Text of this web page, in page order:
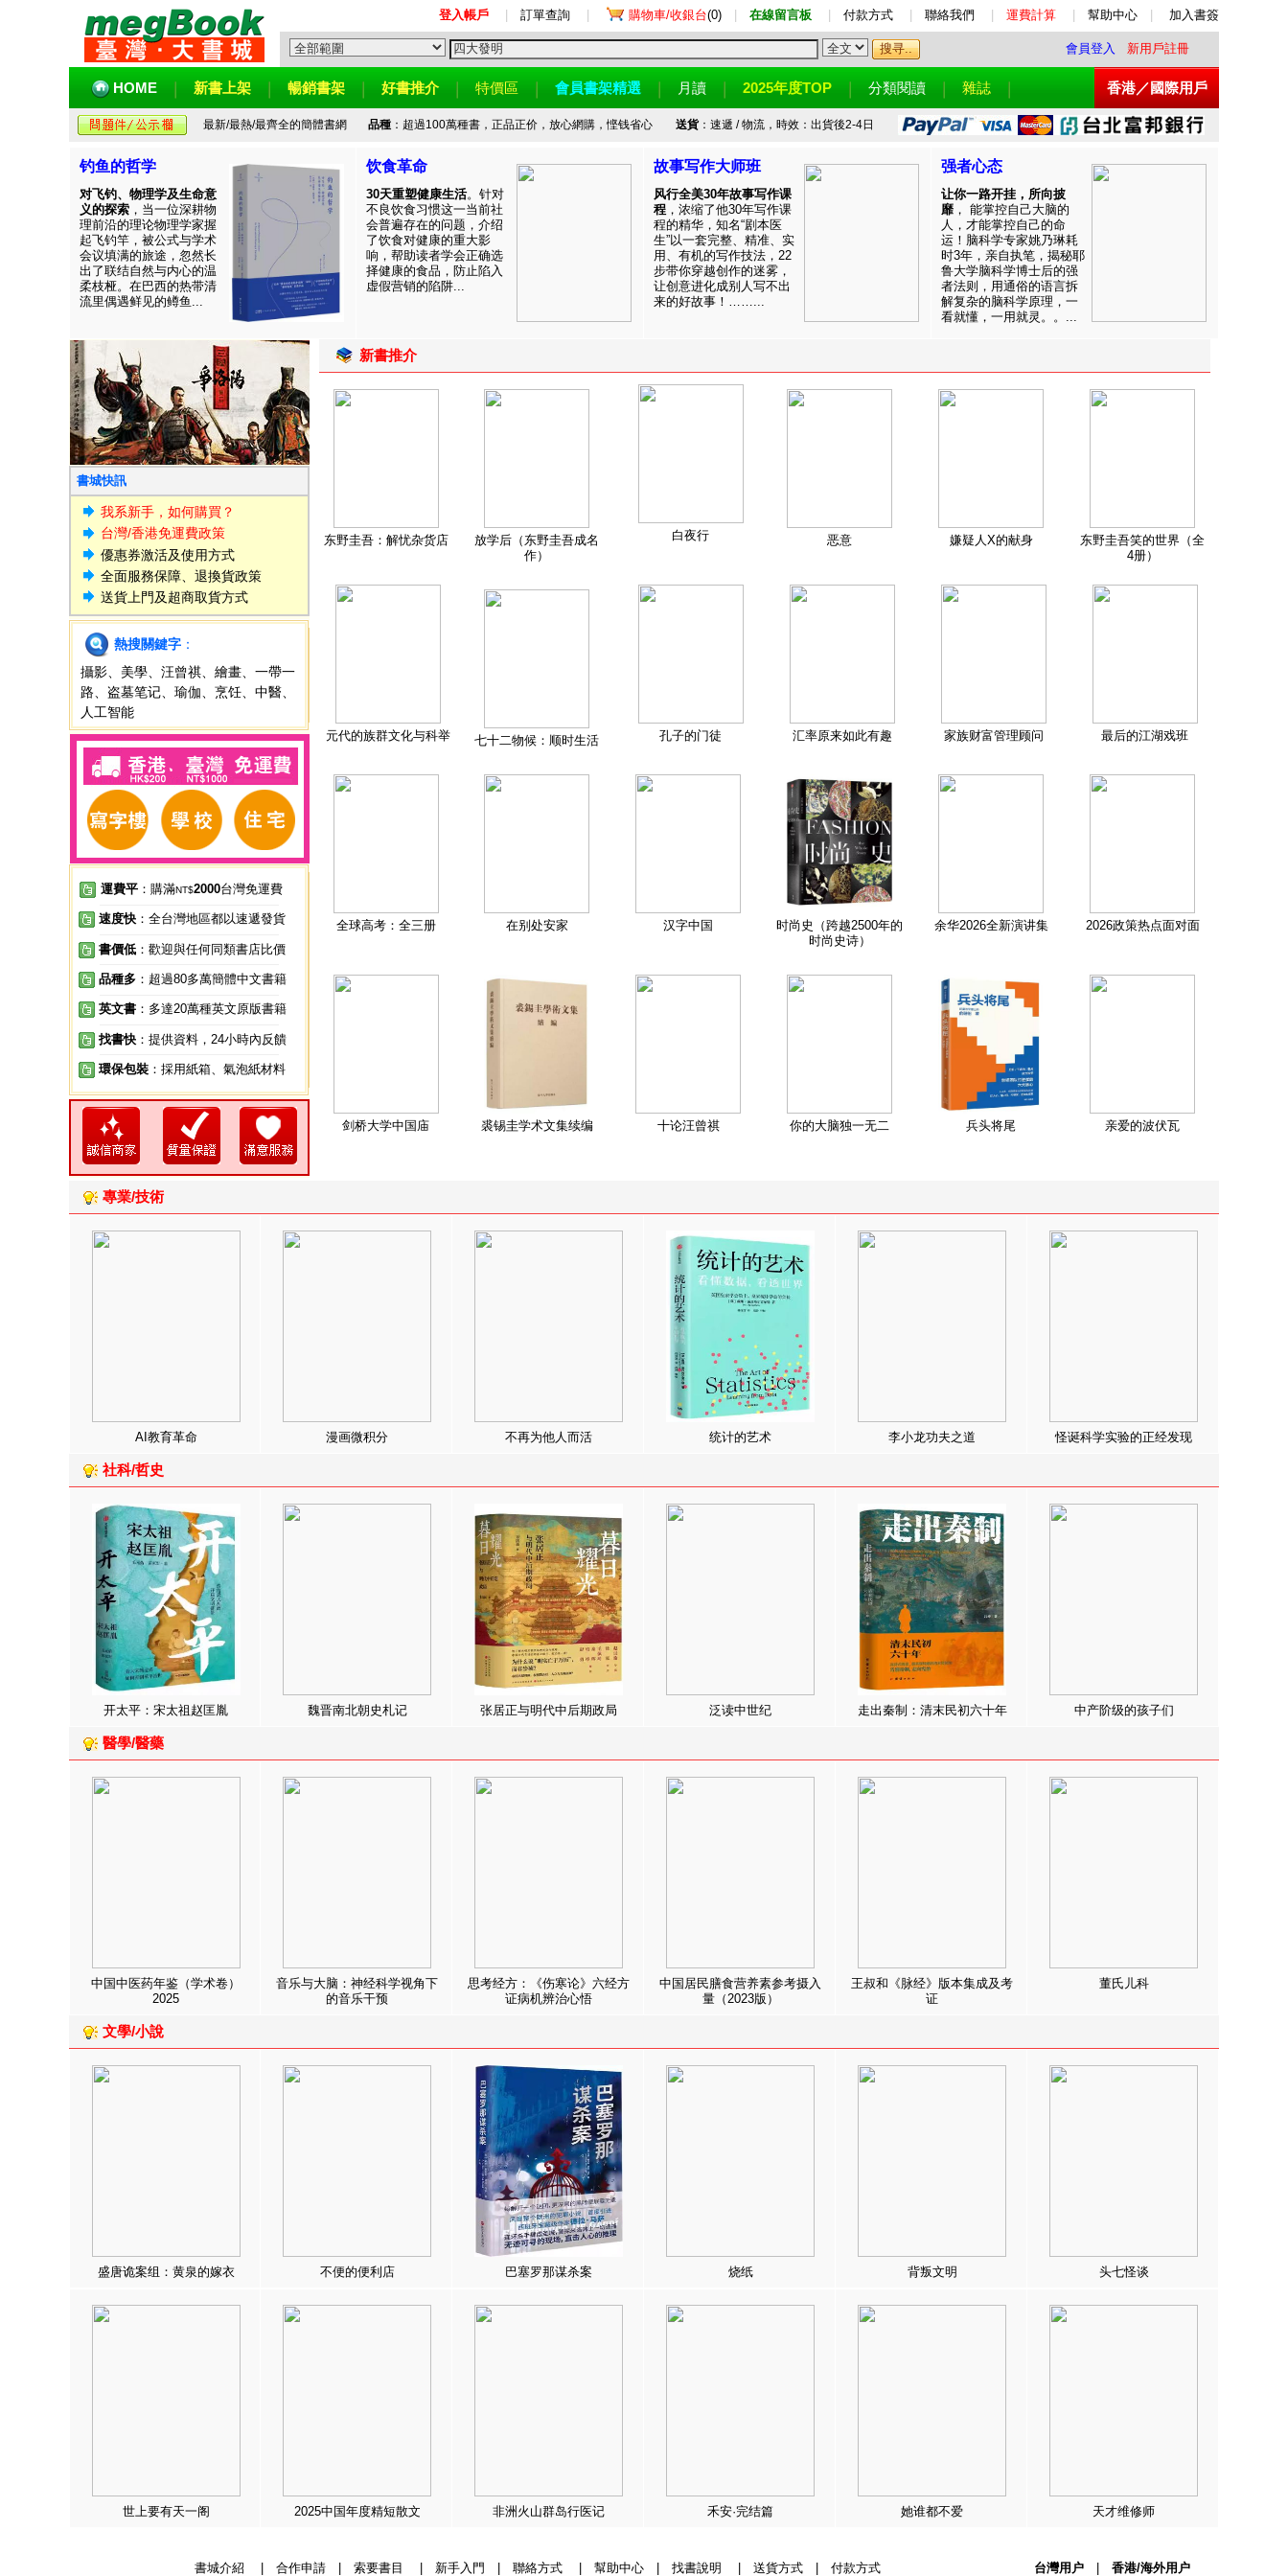
登入帳戶 訂單查詢 購物車/收銀台(0) 在線留言板 付款方式 聯絡我們 運費計算 幫助中心 加入書簽
會員登入 新用戶註冊
HOME 新書上架 暢銷書架 好書推介 特價區 會員書架精選 月讀 2025年度TOP 分類閱讀 雜誌 香港／國際用戶
最新/最熱/最齊全的簡體書網 品種：超過100萬種書，正品正价，放心網購，悭钱省心 送貨：速遞 / 物流，時效：出貨後2-4日
钓鱼的哲学
对飞钓、物理学及生命意
义的探索 ，当一位深耕物
理前沿的理论物理学家握
起飞钓竿，被公式与学术
会议填满的旅途，忽然长
出了联结自然与内心的温
柔枝桠。在巴西的热带清
流里偶遇鲜见的鳟鱼...
饮食革命
30天重塑健康生活。针对
不良饮食习惯这一当前社
会普遍存在的问题，介绍
了饮食对健康的重大影
响，帮助读者学会正确选
择健康的食品，防止陷入
虚假营销的陷阱...
故事写作大师班
风行全美30年故事写作课
程 ，浓缩了他30年写作课
程的精华，知名“剧本医
生”以一套完整、精准、实
用、有机的写作技法，22
步带你穿越创作的迷雾，
让创意进化成别人写不出
来的好故事！……...
强者心态
让你一路开挂，所向披
靡 ， 能掌控自己大脑的
人，才能掌控自己的命
运！脑科学专家姚乃琳耗
时3年，亲自执笔，揭秘耶
鲁大学脑科学博士后的强
者法则，用通俗的语言拆
解复杂的脑科学原理，一
看就懂，一用就灵。。...
書城快訊
我系新手，如何購買？
台灣/香港免運費政策
優惠券激活及使用方式
全面服務保障、退換貨政策
送貨上門及超商取貨方式
熱搜關鍵字 ：
攝影
美學 汪曾祺 繪畫
一帶一
路
盗墓笔记 瑜伽 烹饪 中醫
人工智能
運費平 ：購滿NT$2000台灣免運費
速度快 ：全台灣地區都以速遞發貨
書價低 ：歡迎與任何同類書店比價
品種多 ：超過80多萬簡體中文書籍
英文書 ：多達20萬種英文原版書籍
找書快 ：提供資料，24小時內反饋
環保包裝 ：採用紙箱、氣泡紙材料
新書推介
东野圭吾：解忧杂货店
放学后（东野圭吾成名
作）
白夜行 恶意 嫌疑人X的献身
东野圭吾笑的世界（全
4册）
元代的族群文化与科举 七十二物候：顺时生活 孔子的门徒 汇率原来如此有趣 家族财富管理顾问 最后的江湖戏班
全球高考：全三册 在别处安家 汉字中国
时尚史（跨越2500年的
时尚史诗）
余华2026全新演讲集 2026政策热点面对面
剑桥大学中国庙 裘锡圭学术文集续编 十论汪曾祺 你的大脑独一无二 兵头将尾 亲爱的波伏瓦
專業/技術
AI教育革命 漫画微积分 不再为他人而活 统计的艺术 李小龙功夫之道 怪诞科学实验的正经发现
社科/哲史
开太平：宋太祖赵匡胤 魏晋南北朝史札记 张居正与明代中后期政局 泛读中世纪 走出秦制：清末民初六十年 中产阶级的孩子们
醫學/醫藥
中国中医药年鉴（学术卷）
2025
音乐与大脑：神经科学视角下
的音乐干预
思考经方：《伤寒论》六经方
证病机辨治心悟
中国居民膳食营养素参考摄入
量（2023版）
王叔和《脉经》版本集成及考
证
董氏儿科
文學/小說
盛唐诡案组：黄泉的嫁衣 不便的便利店 巴塞罗那谋杀案 烧纸 背叛文明 头七怪谈
世上要有天一阁 2025中国年度精短散文 非洲火山群岛行医记 禾安·完结篇 她谁都不爱 天才维修师
書城介紹 合作申請| 索要書目 新手入門 聯絡方式| 幫助中心| 找書說明 送貨方式| 付款方式 台灣用户 香港/海外用户